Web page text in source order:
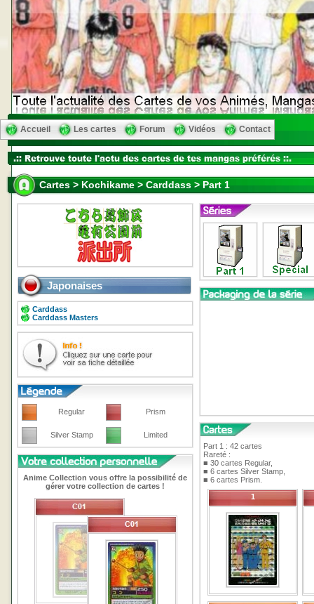
Accueil Les cartes Forum Vidéos Contact
Cartes > Kochikame > Carddass > Part 1
Japonaises
Carddass
Carddass Masters
Regular Prism
Silver Stamp Limited
Anime Collection vous offre la possibilité de
gérer votre collection de cartes !
Part 1 : 42 cartes
Rareté :
■ 30 cartes Regular,
■ 6 cartes Silver Stamp,
■ 6 cartes Prism.
1